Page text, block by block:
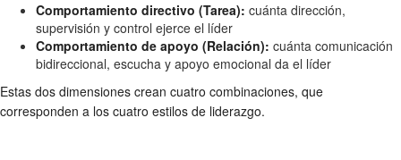
Comportamiento directivo (Tarea): cuánta dirección,
supervisión y control ejerce el líder
Comportamiento de apoyo (Relación): cuánta comunicación
bidireccional, escucha y apoyo emocional da el líder
Estas dos dimensiones crean cuatro combinaciones, que
corresponden a los cuatro estilos de liderazgo.